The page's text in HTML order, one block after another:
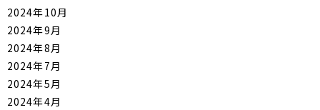
2024年10月
2024年9月
2024年8月
2024年7月
2024年5月
2024年4月